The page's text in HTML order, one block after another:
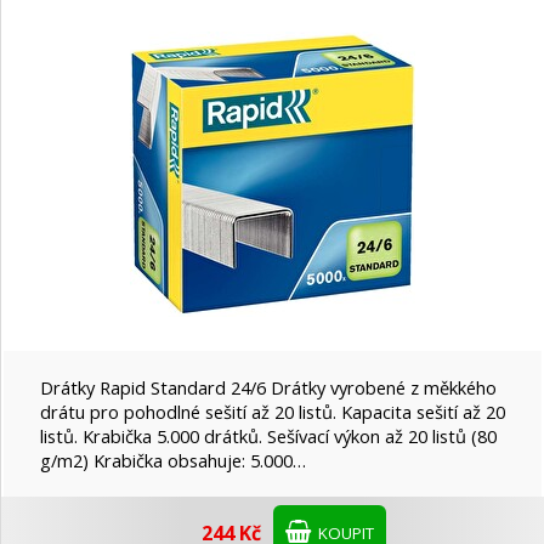
Drátky Rapid Standard 24/6 Drátky vyrobené z měkkého
drátu pro pohodlné sešití až 20 listů. Kapacita sešití až 20
listů. Krabička 5.000 drátků. Sešívací výkon až 20 listů (80
g/m2) Krabička obsahuje: 5.000…
244 Kč KOUPIT